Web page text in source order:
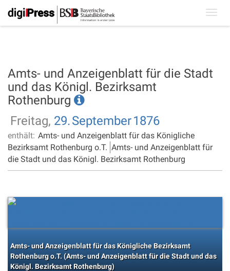
Amts- und Anzeigenblatt für die Stadt
und das Königl. Bezirksamt
Rothenburg
Freitag, 29.September1876
enthält: Amts- und Anzeigenblatt für das Königliche
Bezirksamt Rothenburg o.T. Amts- und Anzeigenblatt für
die Stadt und das Königl. Bezirksamt Rothenburg
Amts- und Anzeigenblatt für das Königliche Bezirksamt
Rothenburg o.T. (Amts- und Anzeigenblatt für die Stadt und das
Königl. Bezirksamt Rothenburg)